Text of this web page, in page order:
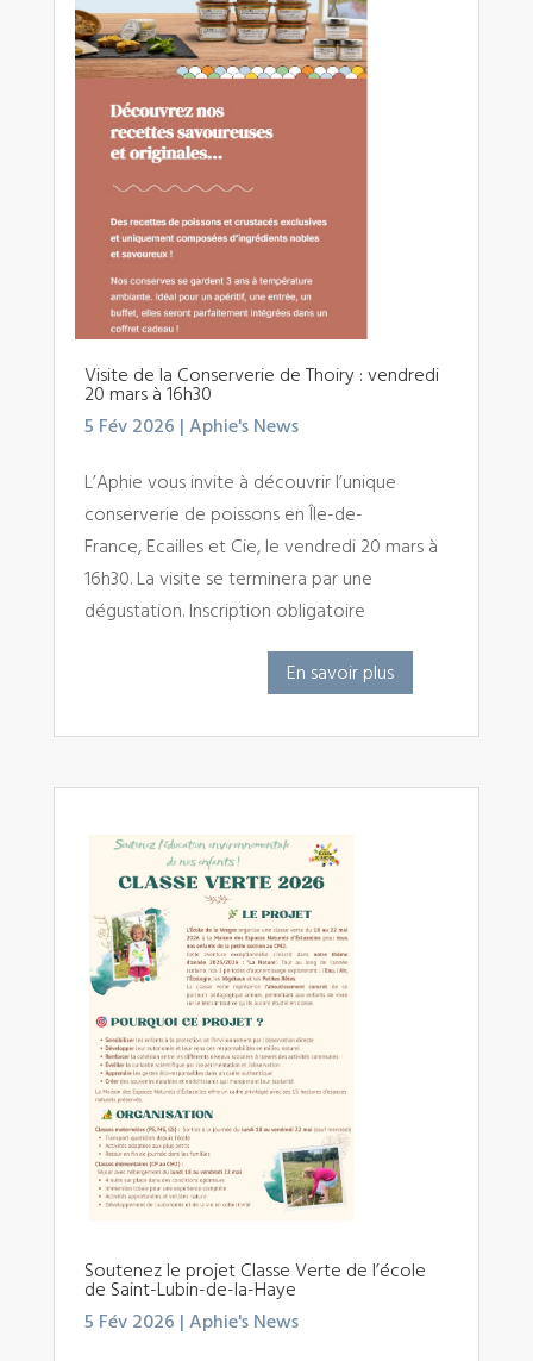
Visite de la Conserverie de Thoiry : vendredi
20 mars à 16h30
5 Fév 2026 |Aphie's News
L’Aphie vous invite à découvrir l’unique
conserverie de poissons en Île-de-
France, Ecailles et Cie, le vendredi 20 mars à
16h30. La visite se terminera par une
dégustation. Inscription obligatoire
En savoir plus
Soutenez le projet Classe Verte de l’école
de Saint-Lubin-de-la-Haye
5 Fév 2026 |Aphie's News